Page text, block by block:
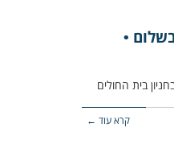
•
קרא עוד ←